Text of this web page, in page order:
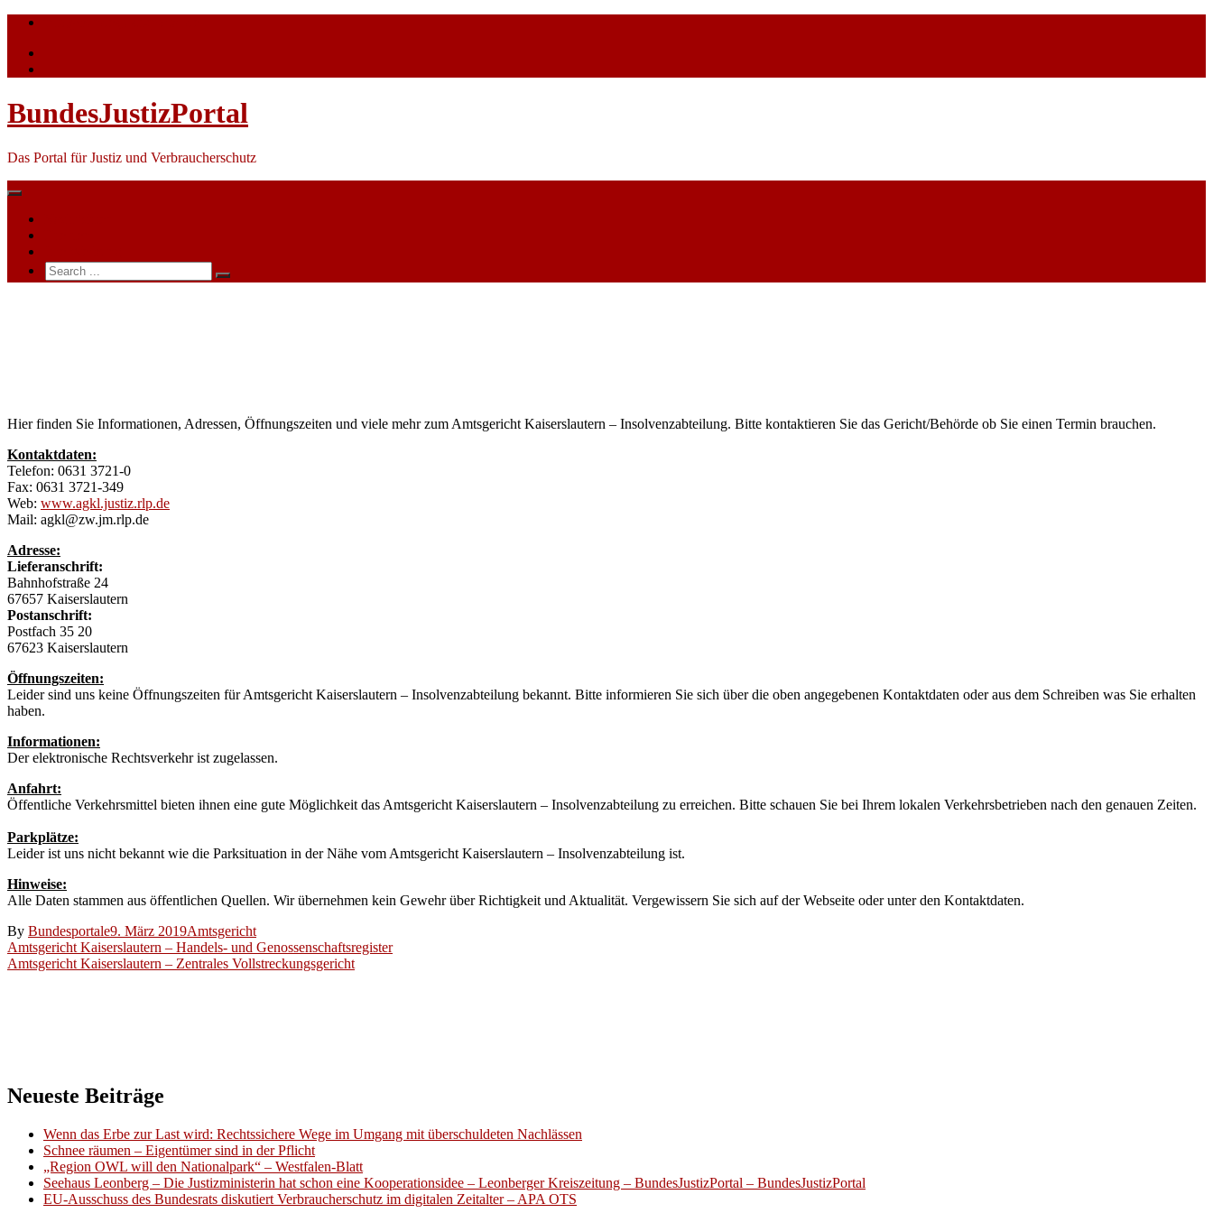
Skip
content
BundesJustizPortal
Das Portal für Justiz und Verbraucherschutz
Search
for:
Hier finden Sie Informationen, Adressen, Öffnungszeiten und viele mehr zum Amtsgericht Kaiserslautern – Insolvenzabteilung. Bitte kontaktieren Sie das Gericht/Behörde ob Sie einen Termin brauchen.
Kontaktdaten:
Telefon: 0631 3721-0
Fax: 0631 3721-349
Web: www.agkl.justiz.rlp.de
Mail: agkl@zw.jm.rlp.de
Adresse:
Lieferanschrift:
Bahnhofstraße 24
67657 Kaiserslautern
Postanschrift:
Postfach 35 20
67623 Kaiserslautern
Öffnungszeiten:
Leider sind uns keine Öffnungszeiten für Amtsgericht Kaiserslautern – Insolvenzabteilung bekannt. Bitte informieren Sie sich über die oben angegebenen Kontaktdaten oder aus dem Schreiben was Sie erhalten
haben.
Informationen:
Der elektronische Rechtsverkehr ist zugelassen.
Anfahrt:
Öffentliche Verkehrsmittel bieten ihnen eine gute Möglichkeit das Amtsgericht Kaiserslautern – Insolvenzabteilung zu erreichen. Bitte schauen Sie bei Ihrem lokalen Verkehrsbetrieben nach den genauen Zeiten.
Parkplätze:
Leider ist uns nicht bekannt wie die Parksituation in der Nähe vom Amtsgericht Kaiserslautern – Insolvenzabteilung ist.
Hinweise:
Alle Daten stammen aus öffentlichen Quellen. Wir übernehmen kein Gewehr über Richtigkeit und Aktualität. Vergewissern Sie sich auf der Webseite oder unter den Kontaktdaten.
By Bundesportale9. März 2019Amtsgericht
Beitragsnavigation
Amtsgericht Kaiserslautern – Handels- und Genossenschaftsregister
Amtsgericht Kaiserslautern – Zentrales Vollstreckungsgericht
Neueste Beiträge
Wenn das Erbe zur Last wird: Rechtssichere Wege im Umgang mit überschuldeten Nachlässen
Schnee räumen – Eigentümer sind in der Pflicht
„Region OWL will den Nationalpark“ – Westfalen-Blatt
Seehaus Leonberg – Die Justizministerin hat schon eine Kooperationsidee – Leonberger Kreiszeitung – BundesJustizPortal – BundesJustizPortal
EU-Ausschuss des Bundesrats diskutiert Verbraucherschutz im digitalen Zeitalter – APA OTS